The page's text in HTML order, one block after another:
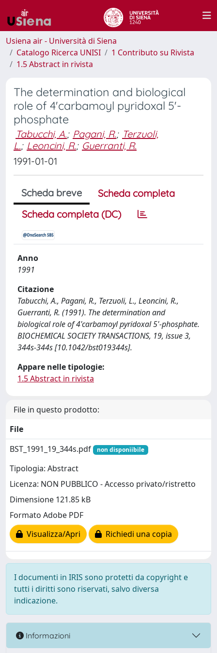
Usiena air - Università di Siena
Catalogo Ricerca UNISI
1 Contributo su Rivista
1.5 Abstract in rivista
The determination and biological
role of 4'carbamoyl pyridoxal 5'-
phosphate
Tabucchi, A.; Pagani, R.; Terzuoli,
L.; Leoncini, R.; Guerranti, R.
1991-01-01
Scheda breve
Scheda completa
Scheda completa (DC)
Anno
1991
Citazione
Tabucchi, A., Pagani, R., Terzuoli, L., Leoncini, R.,
Guerranti, R. (1991). The determination and
biological role of 4'carbamoyl pyridoxal 5'-phosphate.
BIOCHEMICAL SOCIETY TRANSACTIONS, 19, issue 3,
344s-344s [10.1042/bst019344s].
Appare nelle tipologie:
1.5 Abstract in rivista
File in questo prodotto:
File
BST_1991_19_344s.pdf
non disponiibile
Tipologia: Abstract
Licenza: NON PUBBLICO - Accesso privato/ristretto
Dimensione 121.85 kB
Formato Adobe PDF
Visualizza/Apri
Richiedi una copia
I documenti in IRIS sono protetti da copyright e
tutti i diritti sono riservati, salvo diversa
indicazione.
Informazioni